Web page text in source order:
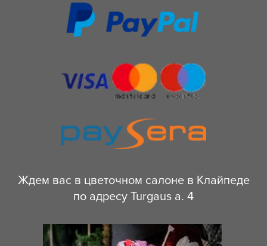
Ждем вас в цветочном салоне в Клайпеде
по адресу Turgaus a. 4